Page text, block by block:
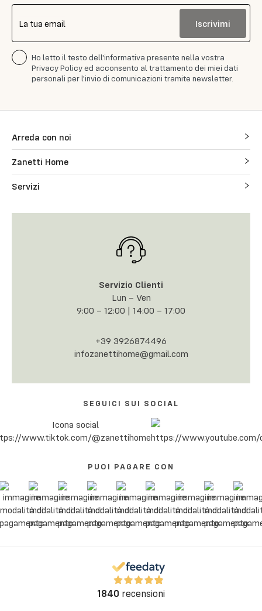
La tua email Iscrivimi
Ho letto il testo dell'informativa presente nella vostra
Privacy Policy ed acconsento al trattamento dei miei dati
personali per l'invio di comunicazioni tramite newsletter.
Arreda con noi
Zanetti Home
Servizi
Servizio Clienti
Lun – Ven
9:00 – 12:00 | 14:00 – 17:00
+39 3926874496
infozanettihome@gmail.com
SEGUICI SUI SOCIAL
PUOI PAGARE CON
1840 recensioni